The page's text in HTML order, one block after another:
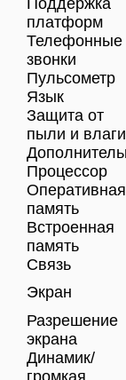
Поддержка
платформ
Телефонные
звонки
Пульсометр
Язык
Защита от
пыли и влаги
Процессор
Оперативная
память
Встроенная
память
Связь
Экран
Разрешение
экрана
Динамик/
громкая